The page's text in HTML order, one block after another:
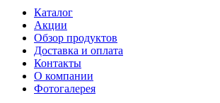
Каталог
Акции
Обзор продуктов
Доставка и оплата
Контакты
О компании
Фотогалерея